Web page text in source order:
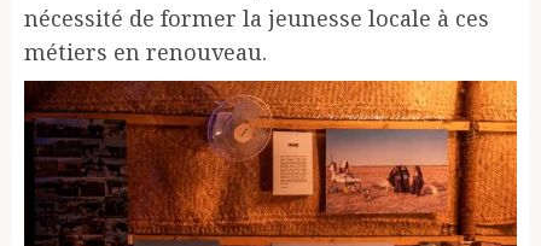
nécessité de former la jeunesse locale à ces
métiers en renouveau.